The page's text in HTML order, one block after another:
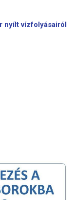
nyílt vízfolyásairól